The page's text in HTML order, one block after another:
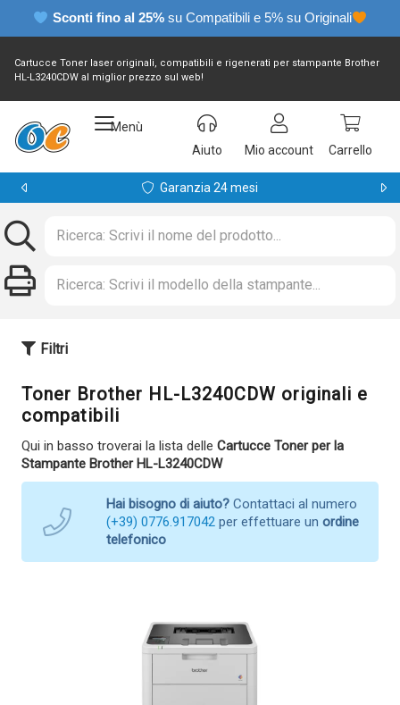
Sconti fino al 25% su Compatibili e 5% su Originali
Cartucce Toner laser originali, compatibili e rigenerati per stampante Brother
HL-L3240CDW al miglior prezzo sul web!
Menù
Aiuto
Mio account Carrello
Garanzia 24 mesi
Filtri
Toner Brother HL-L3240CDW originali e
compatibili
Qui in basso troverai la lista delle Cartucce Toner per la
Stampante Brother HL-L3240CDW
Hai bisogno di aiuto? Contattaci al numero
(+39) 0776.917042 per effettuare un ordine
telefonico